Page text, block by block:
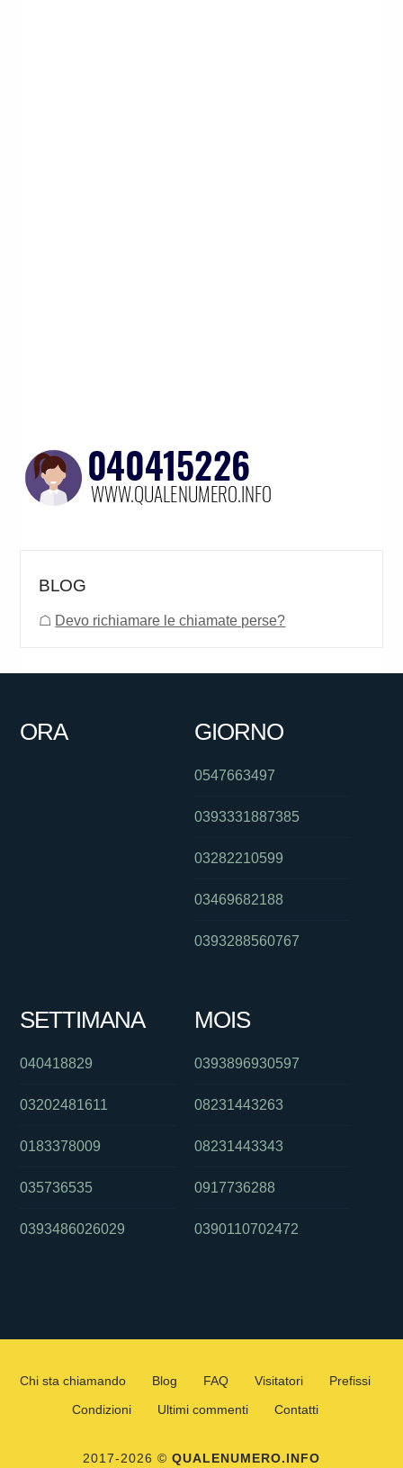
BLOG
☖ Devo richiamare le chiamate perse?
ORA GIORNO
0547663497
0393331887385
03282210599
03469682188
0393288560767
SETTIMANA
040418829
03202481611
0183378009
035736535
0393486026029
MOIS
0393896930597
08231443263
08231443343
0917736288
0390110702472
Chi sta chiamando Blog FAQ Visitatori
Prefissi
Condizioni
Ultimi commenti Contatti
2017-2026 © QUALENUMERO.INFO